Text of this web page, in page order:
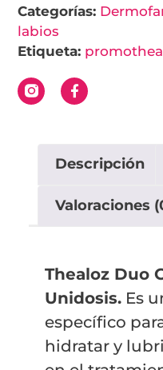
Categorías:
labios
Etiqueta:
Descripción
Valoraciones
Thealoz Duo
Unidosis.Es
específico
hidratar y